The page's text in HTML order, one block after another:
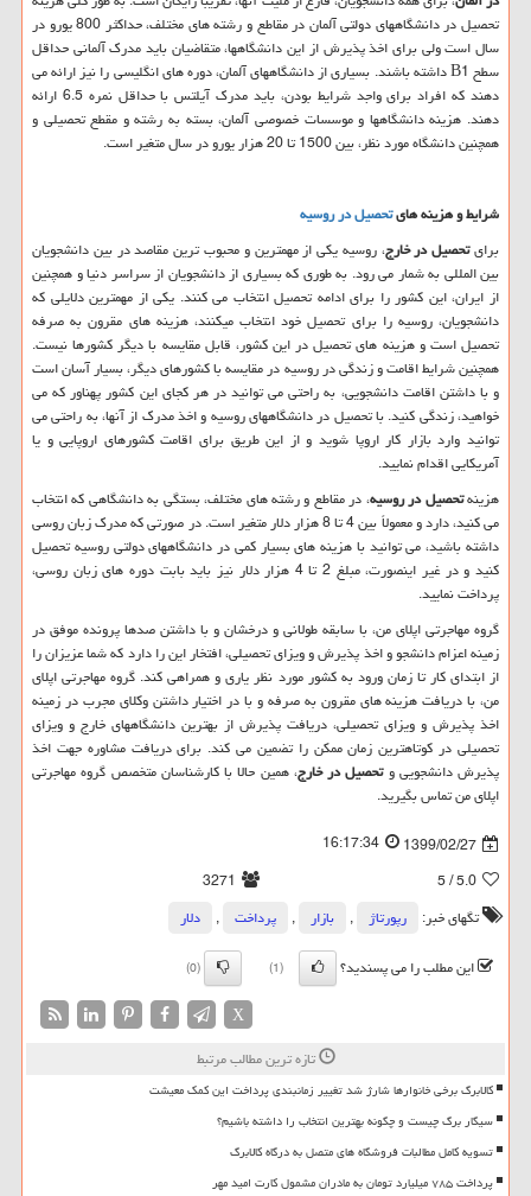
تحصیل در دانشگاههای دولتی آلمان در مقاطع و رشته های مختلف، حداکثر 800 یورو در
سال است ولی برای اخذ پذیرش از این دانشگاهها، متقاضیان باید مدرک آلمانی حداقل
سطح B1داشته باشند. بسیاری از دانشگاههای آلمان، دوره های انگلیسی را نیز ارائه می
دهند که افراد برای واجد شرایط بودن، باید مدرک آیلتس با حداقل نمره 6.5 ارائه
دهند. هزینه دانشگاهها و موسسات خصوصی آلمان، بسته به رشته و مقطع تحصیلی و
همچنین دانشگاه مورد نظر، بین 1500 تا 20 هزار یورو در سال متغیر است.
شرایط و هزینه هایتحصیل در روسیه
برایتحصیل در خارج، روسیه یکی از مهمترین و محبوب ترین مقاصد در بین دانشجویان
بین المللی به شمار می رود. به طوری که بسیاری از دانشجویان از سراسر دنیا و همچنین
از ایران، این کشور را برای ادامه تحصیل انتخاب می کنند. یکی از مهمترین دلایلی که
دانشجویان، روسیه را برای تحصیل خود انتخاب میکنند، هزینه های مقرون به صرفه
تحصیل است و هزینه های تحصیل در این کشور، قابل مقایسه با دیگر کشورها نیست.
همچنین شرایط اقامت و زندگی در روسیه در مقایسه با کشورهای دیگر، بسیار آسان است
و با داشتن اقامت دانشجویی، به راحتی می توانید در هر کجای این کشور پهناور که می
خواهید، زندگی کنید. با تحصیل در دانشگاههای روسیه و اخذ مدرک از آنها، به راحتی می
توانید وارد بازار کار اروپا شوید و از این طریق برای اقامت کشورهای اروپایی و یا
آمریکایی اقدام نمایید.
هزینهتحصیل در روسیه، در مقاطع و رشته های مختلف، بستگی به دانشگاهی که انتخاب
می کنید، دارد و معمولاً بین 4 تا 8 هزار دلار متغیر است. در صورتی که مدرک زبان روسی
داشته باشید، می توانید با هزینه های بسیار کمی در دانشگاههای دولتی روسیه تحصیل
کنید و در غیر اینصورت، مبلغ 2 تا 4 هزار دلار نیز باید بابت دوره های زبان روسی،
پرداخت نمایید.
گروه مهاجرتی اپلای من، با سابقه طولانی و درخشان و با داشتن صدها پرونده موفق در
زمینه اعزام دانشجو و اخذ پذیرش و ویزای تحصیلی، افتخار این را دارد که شما عزیزان را
از ابتدای کار تا زمان ورود به کشور مورد نظر یاری و همراهی کند. گروه مهاجرتی اپلای
من، با دریافت هزینه های مقرون به صرفه و با در اختیار داشتن وکلای مجرب در زمینه
اخذ پذیرش و ویزای تحصیلی، دریافت پذیرش از بهترین دانشگاههای خارج و ویزای
تحصیلی در کوتاهترین زمان ممکن را تضمین می کند. برای دریافت مشاوره جهت اخذ
پذیرش دانشجویی وتحصیل در خارج، همین حالا با کارشناسان متخصص گروه مهاجرتی
اپلای من تماس بگیرید.
1399/02/27
16:17:34
5.0
/ 5
3271
تگهای خبر:
رپورتاژ , بازار , پرداخت ,
دلار
این مطلب را می پسندید؟
(1)
(0)
X
تازه ترین مطالب مرتبط
کالابرگ برخی خانوارها شارژ شد تغییر زمانبندی پرداخت این کمک معیشت
سیگار برگ چیست و چگونه بهترین انتخاب را داشته باشیم؟
تسویه کامل مطالبات فروشگاه های متصل به درگاه کالابرگ
پرداخت ۷۸۵ میلیارد تومان به مادران مشمول کارت امید مهر